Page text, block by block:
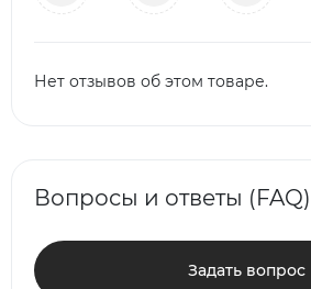
Нет отзывов об этом товаре.
Вопросы и ответы (FAQ)
Задать вопрос